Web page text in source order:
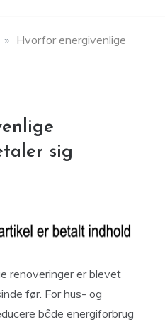
» Hvorfor energivenlige
sig
renoveringer er blevet
før. For hus- og
både energiforbrug